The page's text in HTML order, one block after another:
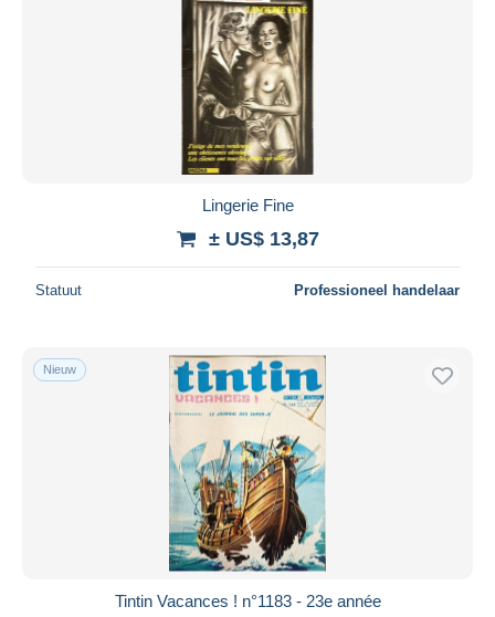
Lingerie Fine
± US$ 13,87
Statuut Professioneel handelaar
Nieuw
Tintin Vacances ! n°1183 - 23e année